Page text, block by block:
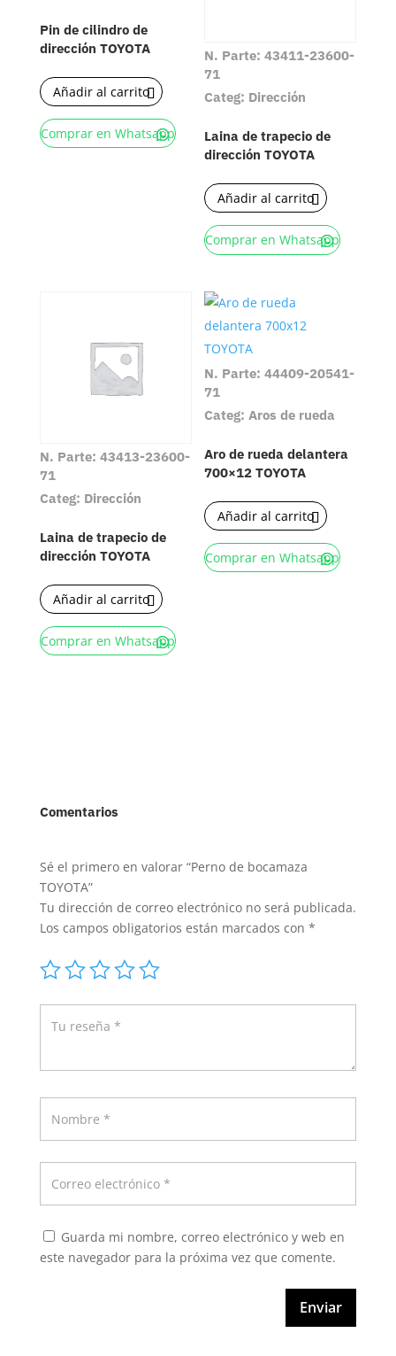
Pin de cilindro de
dirección TOYOTA
Añadir al carrito
Comprar en Whatsapp
N. Parte: 43411-23600-
71
Categ: Dirección
Laina de trapecio de
dirección TOYOTA
Añadir al carrito
Comprar en Whatsapp
N. Parte: 43413-23600-
71
Categ: Dirección
Laina de trapecio de
dirección TOYOTA
Añadir al carrito
Comprar en Whatsapp
N. Parte: 44409-20541-
71
Categ: Aros de rueda
Aro de rueda delantera
700×12 TOYOTA
Añadir al carrito
Comprar en Whatsapp
Comentarios
Sé el primero en valorar “Perno de bocamaza
TOYOTA”
Tu dirección de correo electrónico no será publicada.
Los campos obligatorios están marcados con *
Guarda mi nombre, correo electrónico y web en
este navegador para la próxima vez que comente.
Enviar